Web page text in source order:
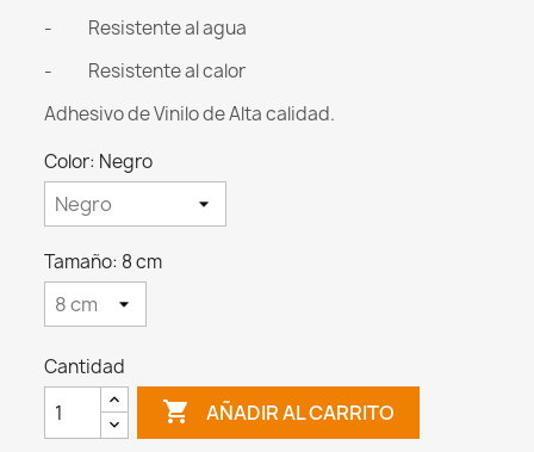
- Resistente al agua
- Resistente al calor
Adhesivo de Vinilo de Alta calidad.
Color: Negro
Tamaño: 8 cm
Cantidad
 AÑADIR AL CARRITO